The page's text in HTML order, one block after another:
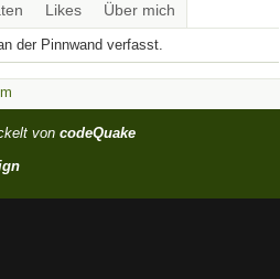
Likes Über mich
der Pinnwand verfasst.
von codeQuake